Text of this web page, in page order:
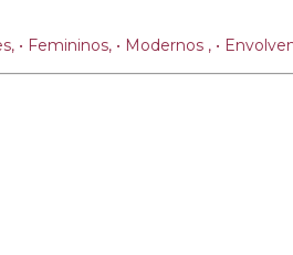
• Femininos, • Modernos , •